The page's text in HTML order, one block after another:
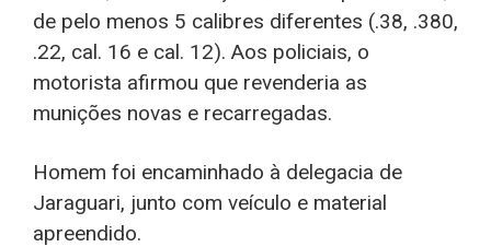
de pelo menos 5 calibres diferentes (.38, .380,
.22, cal. 16 e cal. 12). Aos policiais, o
motorista afirmou que revenderia as
munições novas e recarregadas.
Homem foi encaminhado à delegacia de
Jaraguari, junto com veículo e material
apreendido.